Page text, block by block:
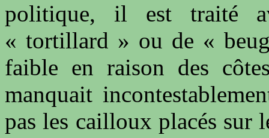
politique, il est traité
« tortillard » ou de «
faible en raison des
manquait
pas les cailloux placés sur